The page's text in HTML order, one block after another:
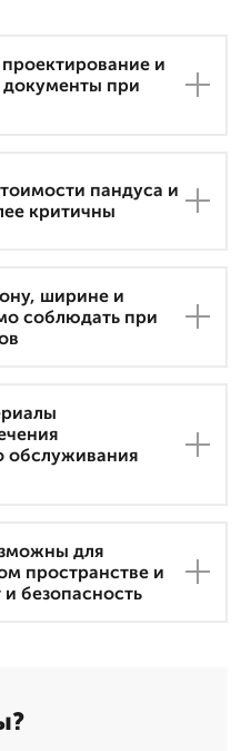
и
при
пандуса и
критичны
ширине и
соблюдать при
обслуживания
для
пространстве и
безопасность